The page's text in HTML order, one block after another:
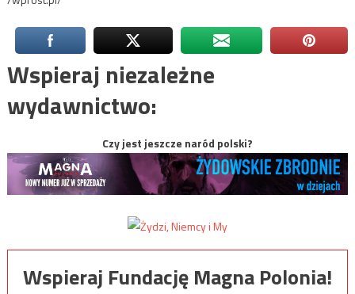
Wspieraj niezależne
wydawnictwo:
Czy jest jeszcze naród polski?
Wspieraj Fundację Magna Polonia!